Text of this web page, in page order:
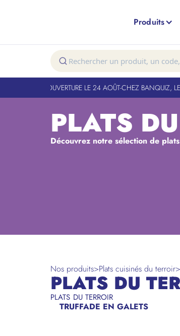
Produits
FERMÉ. RÉOUVERTURE LE 24 AOÛT-CHEZ BANQUIZ, LES
PLATS
Découvrez notre sélection de
Nos produits>Plats cuisinés du terroir>
PLATS DU
PLATS DU TERROIR
TRUFFADE EN GALETS